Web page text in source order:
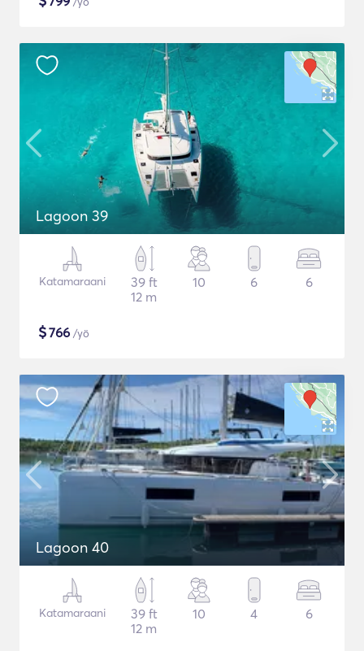
Lagoon 39
Katamaraani
39 ft
12 m
10 6 6
$766 /yö
Lagoon 40
Katamaraani
39 ft
12 m
10 4 6